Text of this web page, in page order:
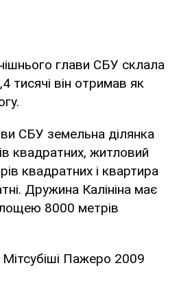
глави СБУ склала
тисячі він отримав як
СБУ земельна ділянка
квадратних, житловий
квадратних і квартира
Дружина Калініна має
8000 метрів
Пажеро 2009